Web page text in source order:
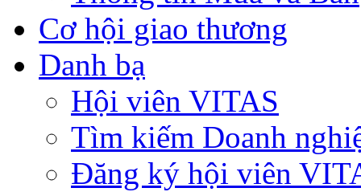
Cơ hội giao thương
Danh bạ
Hội viên VITAS
Tìm kiếm Doanh
Đăng ký hội viên